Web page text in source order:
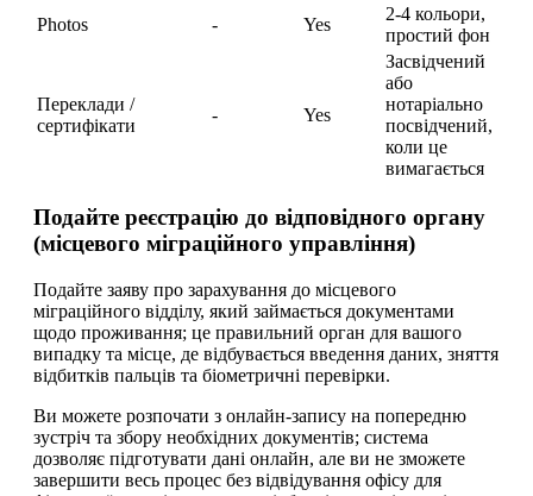
Photos
- Yes
2-4 кольори,
простий фон
Переклади /
сертифікати
- Yes
Засвідчений
або
нотаріально
посвідчений,
коли це
вимагається
Подайте реєстрацію до відповідного органу
(місцевого міграційного управління)
Подайте заяву про зарахування до місцевого
міграційного відділу, який займається документами
щодо проживання; це правильний орган для вашого
випадку та місце, де відбувається введення даних, зняття
відбитків пальців та біометричні перевірки.
Ви можете розпочати з онлайн-запису на попередню
зустріч та збору необхідних документів; система
дозволяє підготувати дані онлайн, але ви не зможете
завершити весь процес без відвідування офісу для